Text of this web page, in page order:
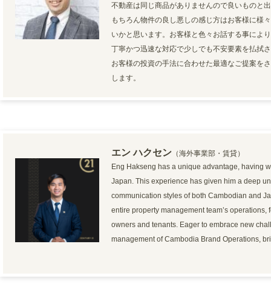
不動産は同じ商品がありませんので良いものと
もちろん物件の良し悪しの感じ方はお客様に様
いかと思います。お客様と色々お話する事によ
丁寧かつ迅速な対応で少しでも不安要素を払拭
お客様の投資の手法に合わせた最適なご提案を
します。
エン ハクセン （海外事業部・賃貸）
Eng Hakseng has a unique advantage, having
Japan. This experience has given him a deep
communication styles of both Cambodian and
entire property management team’s
owners and tenants. Eager to embrace new
management of Cambodia Brand Operations,